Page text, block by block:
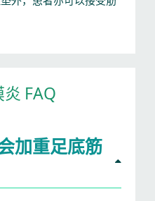
FAQ
加重足底筋